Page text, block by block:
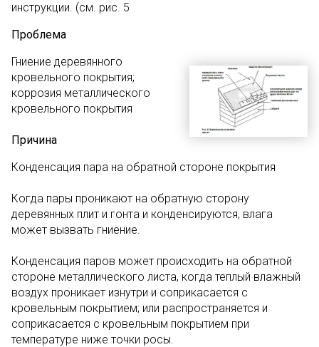
инструкции. (см. рис. 5
Проблема
Гниение деревянного
кровельного покрытия;
коррозия металлического
кровельного покрытия
Причина
Конденсация пара на обратной стороне покрытия
Когда пары проникают на обратную сторону
деревянных плит и гонта и конденсируются, влага
может вызвать гниение.
Конденсация паров может происходить на обратной
стороне металлического листа, когда теплый влажный
воздух проникает изнутри и соприкасается с
кровельным покрытием; или распространяется и
соприкасается с кровельным покрытием при
температуре ниже точки росы.